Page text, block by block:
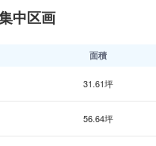
中区画
面積
31.61坪
56.64坪